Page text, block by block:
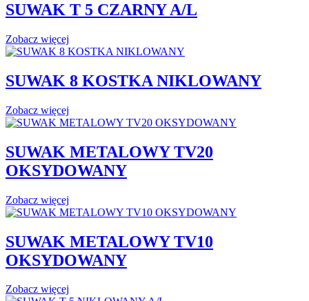
SUWAK T 5 CZARNY A/L
Zobacz więcej
SUWAK 8 KOSTKA NIKLOWANY
Zobacz więcej
SUWAK METALOWY TV20
OKSYDOWANY
Zobacz więcej
SUWAK METALOWY TV10
OKSYDOWANY
Zobacz więcej